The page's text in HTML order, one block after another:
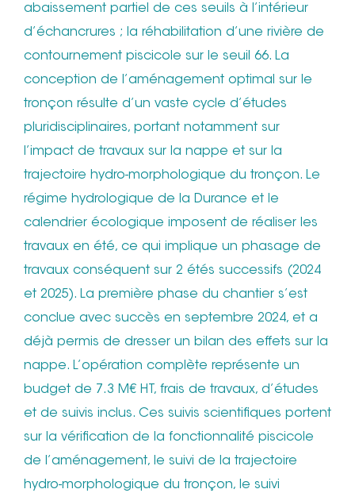
abaissement partiel de ces seuils à l’intérieur
d’échancrures ; la réhabilitation d’une rivière de
contournement piscicole sur le seuil 66. La
conception de l’aménagement optimal sur le
tronçon résulte d’un vaste cycle d’études
pluridisciplinaires, portant notamment sur
l’impact de travaux sur la nappe et sur la
trajectoire hydro-morphologique du tronçon. Le
régime hydrologique de la Durance et le
calendrier écologique imposent de réaliser les
travaux en été, ce qui implique un phasage de
travaux conséquent sur 2 étés successifs (2024
et 2025). La première phase du chantier s’est
conclue avec succès en septembre 2024, et a
déjà permis de dresser un bilan des effets sur la
nappe. L’opération complète représente un
budget de 7.3 M€ HT, frais de travaux, d’études
et de suivis inclus. Ces suivis scientifiques portent
sur la vérification de la fonctionnalité piscicole
de l’aménagement, le suivi de la trajectoire
hydro-morphologique du tronçon, le suivi